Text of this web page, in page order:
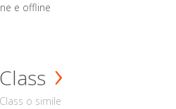
e offline
o simile